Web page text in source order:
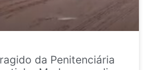
da Penitenciária